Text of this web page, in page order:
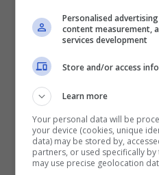
dell’umore.
Colori: resta nel
avorio caldo, grigio
polverosa, verde
smaltata o una
bastano a dare
Personalised
content measurement,
services development
Store and/or access
Learn more
Your personal data will be
your device (cookies, unique
data) may be stored by,
partners, or used specifically
may use precise geolocation